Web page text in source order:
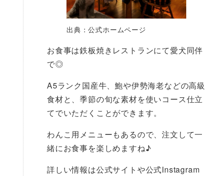
出典：公式ホームページ
お食事は鉄板焼きレストランにて愛犬同伴
で◎
A5ランク国産牛、鮑や伊勢海老などの高級
食材と、季節の旬な素材を使いコース仕立
てでいただくことができます。
わんこ用メニューもあるので、注文して一
緒にお食事を楽しめますね♪
詳しい情報は公式サイトや公式Instagram